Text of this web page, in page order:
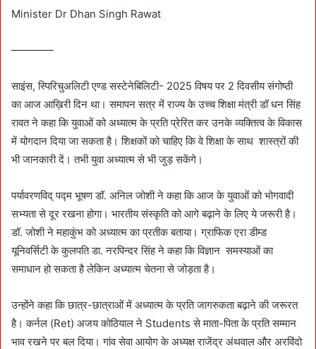
Minister Dr Dhan Singh Rawat
————
साइंस, स्पिरिचुअलिटी एण्ड सस्टेनेबिलिटी- 2025 विषय पर 2 दिवसीय संगोष्ठी
का आज आख़िरी दिन था। समापन सत्र में राज्य के उच्च शिक्षा मंत्री डॉ धन सिंह
रावत ने कहा कि युवाओं को अध्यात्म के प्रति प्रेरित कर उनके व्यक्तित्व के विकास
में योगदान दिया जा सकता है। शिक्षकों को चाहिए कि वे शिक्षा के साथ शास्त्रों की
भी जानकारी दें। तभी युवा अध्यात्म से भी जुड़ सकेंगे।
पर्यावरणविद् पद्म भूषण डॉ. अनिल जोशी ने कहा कि आज के युवाओं को भोगवादी
सभ्यता से दूर रखना होगा। भारतीय संस्कृति को आगे बढ़ाने के लिए ये जरूरी है।
डॉ. जोशी ने महाकुंभ को अध्यात्म का प्रतीक बताया। ग्राफिक एरा डीम्ड
यूनिवर्सिटी के कुलपति डा. नरपिन्दर सिंह ने कहा कि विज्ञान समस्याओं का
समाधान हो सकता है लेकिन अध्यात्म चेतना से जोड़ता है।
उन्होंने कहा कि छात्र-छात्राओं में अध्यात्म के प्रति जागरुकता बढ़ाने की जरूरत
है। कर्नल (Ret) अजय कोठियाल ने Students से माता-पिता के प्रति सम्मान
भाव रखने पर बल दिया। गांव सेवा आयोग के अध्यक्ष राजेंद्र अंथवाल और अरविंदो